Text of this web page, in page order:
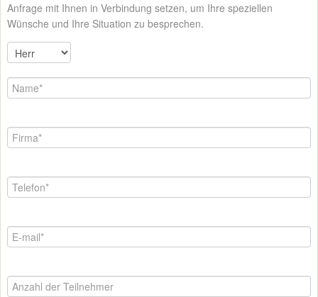
Anfrage mit Ihnen in Verbindung setzen, um Ihre speziellen
Wünsche und Ihre Situation zu besprechen.